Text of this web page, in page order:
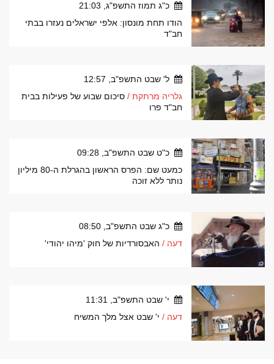
כ"ג תמוז התשפ"ג, 21:03
הודו תחת מונסון: אלפי ישראלים נעזרו בבתי
חב"ד
ל' שבט התשפ"ב, 12:57
גלריה מרתקת / סיכום שבוע של פעילות בבית
חב"ד פרו
כ"ט שבט התשפ"ב, 09:28
כמעט שם: הפרס הראשון בהגרלת ה-80 מיליון
נותר ללא זוכה
כ"ג שבט התשפ"ב, 08:50
דעה / האבסורדיות של חוק 'מיהו יהודי'
י' שבט התשפ"ב, 11:31
דעה / י' שבט אצל מלך המשיח